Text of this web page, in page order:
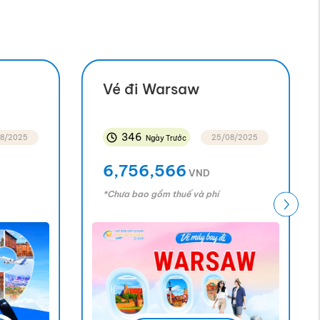
TỪ 320 USD
TỪ 341 USD
TỪ 357 USD
2025
Vé đi Warsaw
346 Ngày Trước 25/08/2025
6,756,566 VND
*Chưa bao gồm thuế và phí